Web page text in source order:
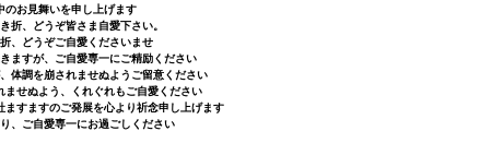
のお見舞いを申し上げます
折、どうぞ皆さま自愛下さい。
、どうぞご自愛くださいませ
ますが、ご自愛専一にご精励ください
体調を崩されませぬようご留意ください
ませぬよう、くれぐれもご自愛ください
ますますのご発展を心より祈念申し上げます
り、ご自愛専一にお過ごしください